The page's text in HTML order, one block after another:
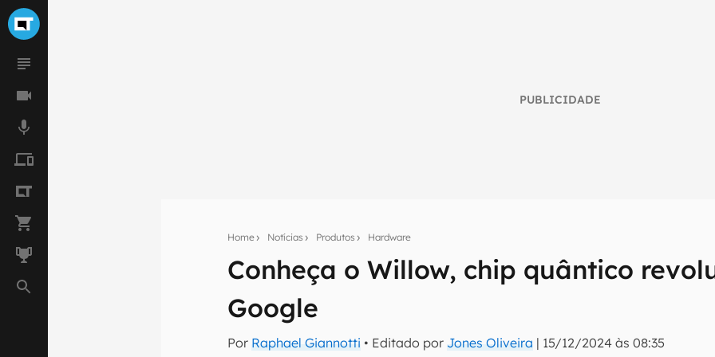
PUBLICIDADE
Home Notícias Produtos Hardware
Conheça o Willow, chip quântico
Google
Por Raphael Giannotti • Editado por Jones Oliveira | 15/12/2024 às 08:35
Seu resumo inteligente do mundo tech!
Assine a newsletter do Canaltech e receba notícias e reviews sobre tecnologia
mão.